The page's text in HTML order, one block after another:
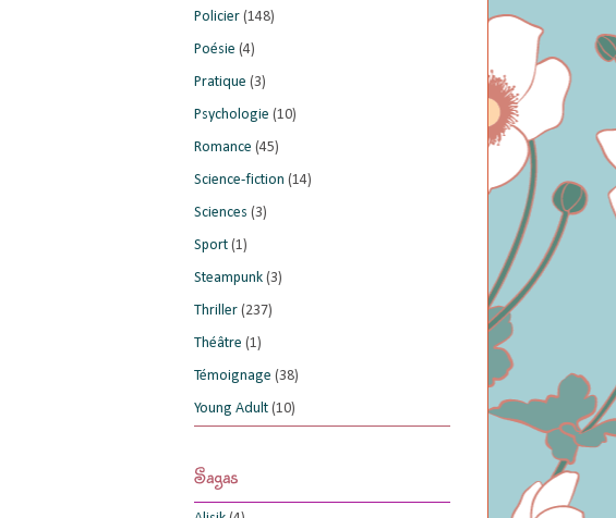
Policier (148)
Poésie (4)
Pratique (3)
Psychologie (10)
Romance (45)
Science-fiction (14)
Sciences (3)
Sport (1)
Steampunk (3)
Thriller (237)
Théâtre (1)
Témoignage (38)
Young Adult (10)
Sagas